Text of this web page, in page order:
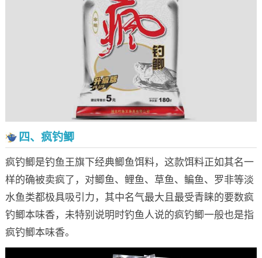
四、疯钓鲫
疯钓鲫是钓鱼王旗下经典鲫鱼饵料，这款饵料正如其名一
样的确被卖疯了，对鲫鱼、鲤鱼、草鱼、鳊鱼、罗非等淡
水鱼类都极具吸引力，其中名气最大且最受青睐的要数疯
钓鲫本味香，未特别说明时钓鱼人说的疯钓鲫一般也是指
疯钓鲫本味香。